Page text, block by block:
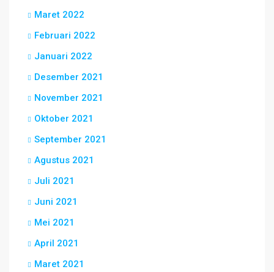
Maret 2022
Februari 2022
Januari 2022
Desember 2021
November 2021
Oktober 2021
September 2021
Agustus 2021
Juli 2021
Juni 2021
Mei 2021
April 2021
Maret 2021